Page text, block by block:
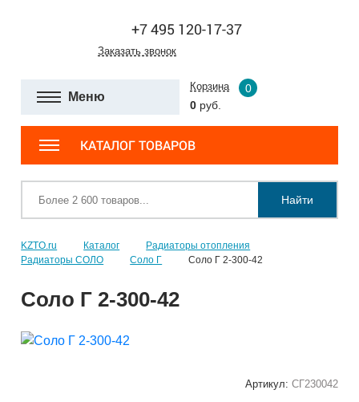
+7 495 120-17-37
Заказать звонок
Меню
Корзина
0
0 руб.
КАТАЛОГ ТОВАРОВ
Найти
KZTO.ru Каталог
Радиаторы отопления
Радиаторы СОЛО
Соло Г Соло Г 2-300-42
Соло Г 2-300-42
Артикул: СГ230042